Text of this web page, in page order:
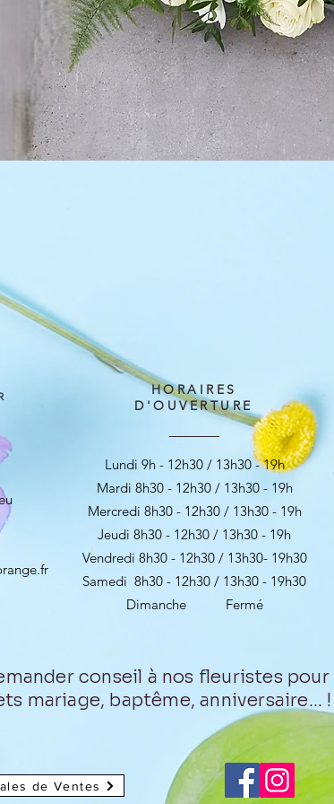
HORAIRES
D'OUVERTURE
Lundi 9h - 12h30 / 13h30 - 19h
Mardi 8h30 - 12h30 / 13h30 - 19h
Mercredi 8h30 - 12h30 / 13h30 - 19h
Jeudi 8h30 - 12h30 / 13h30 - 19h
Vendredi 8h30 - 12h30 / 13h30- 19h30
Samedi 8h30 - 12h30 / 13h30 - 19h30
Dimanche Fermé
conseil à nos fleuristes pour
mariage, baptême, anniversaire... !
de Ventes